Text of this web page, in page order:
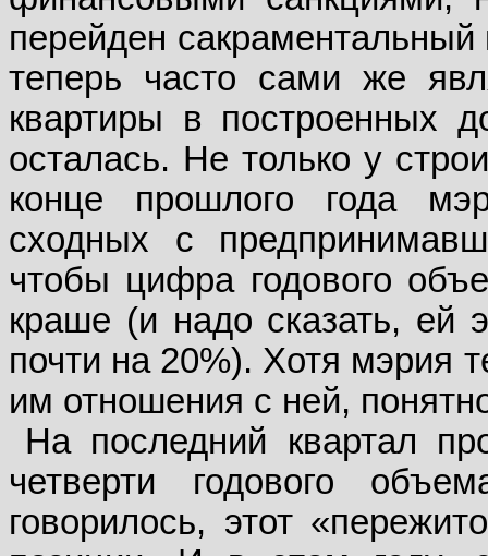
перейден
теперь часто сами же
квартиры в построенных
осталась. Не только у
конце прошлого года
сходных с
чтобы цифра годового
краше (и надо сказать, ей
почти на 20%). Хотя мэрия
им отношения с ней,
На последний квартал
четверти годового
говорилось, этот